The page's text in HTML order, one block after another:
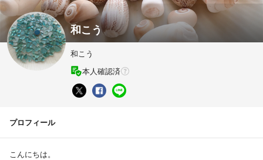
和こう
和こう
本人確認済
プロフィール
こんにちは。